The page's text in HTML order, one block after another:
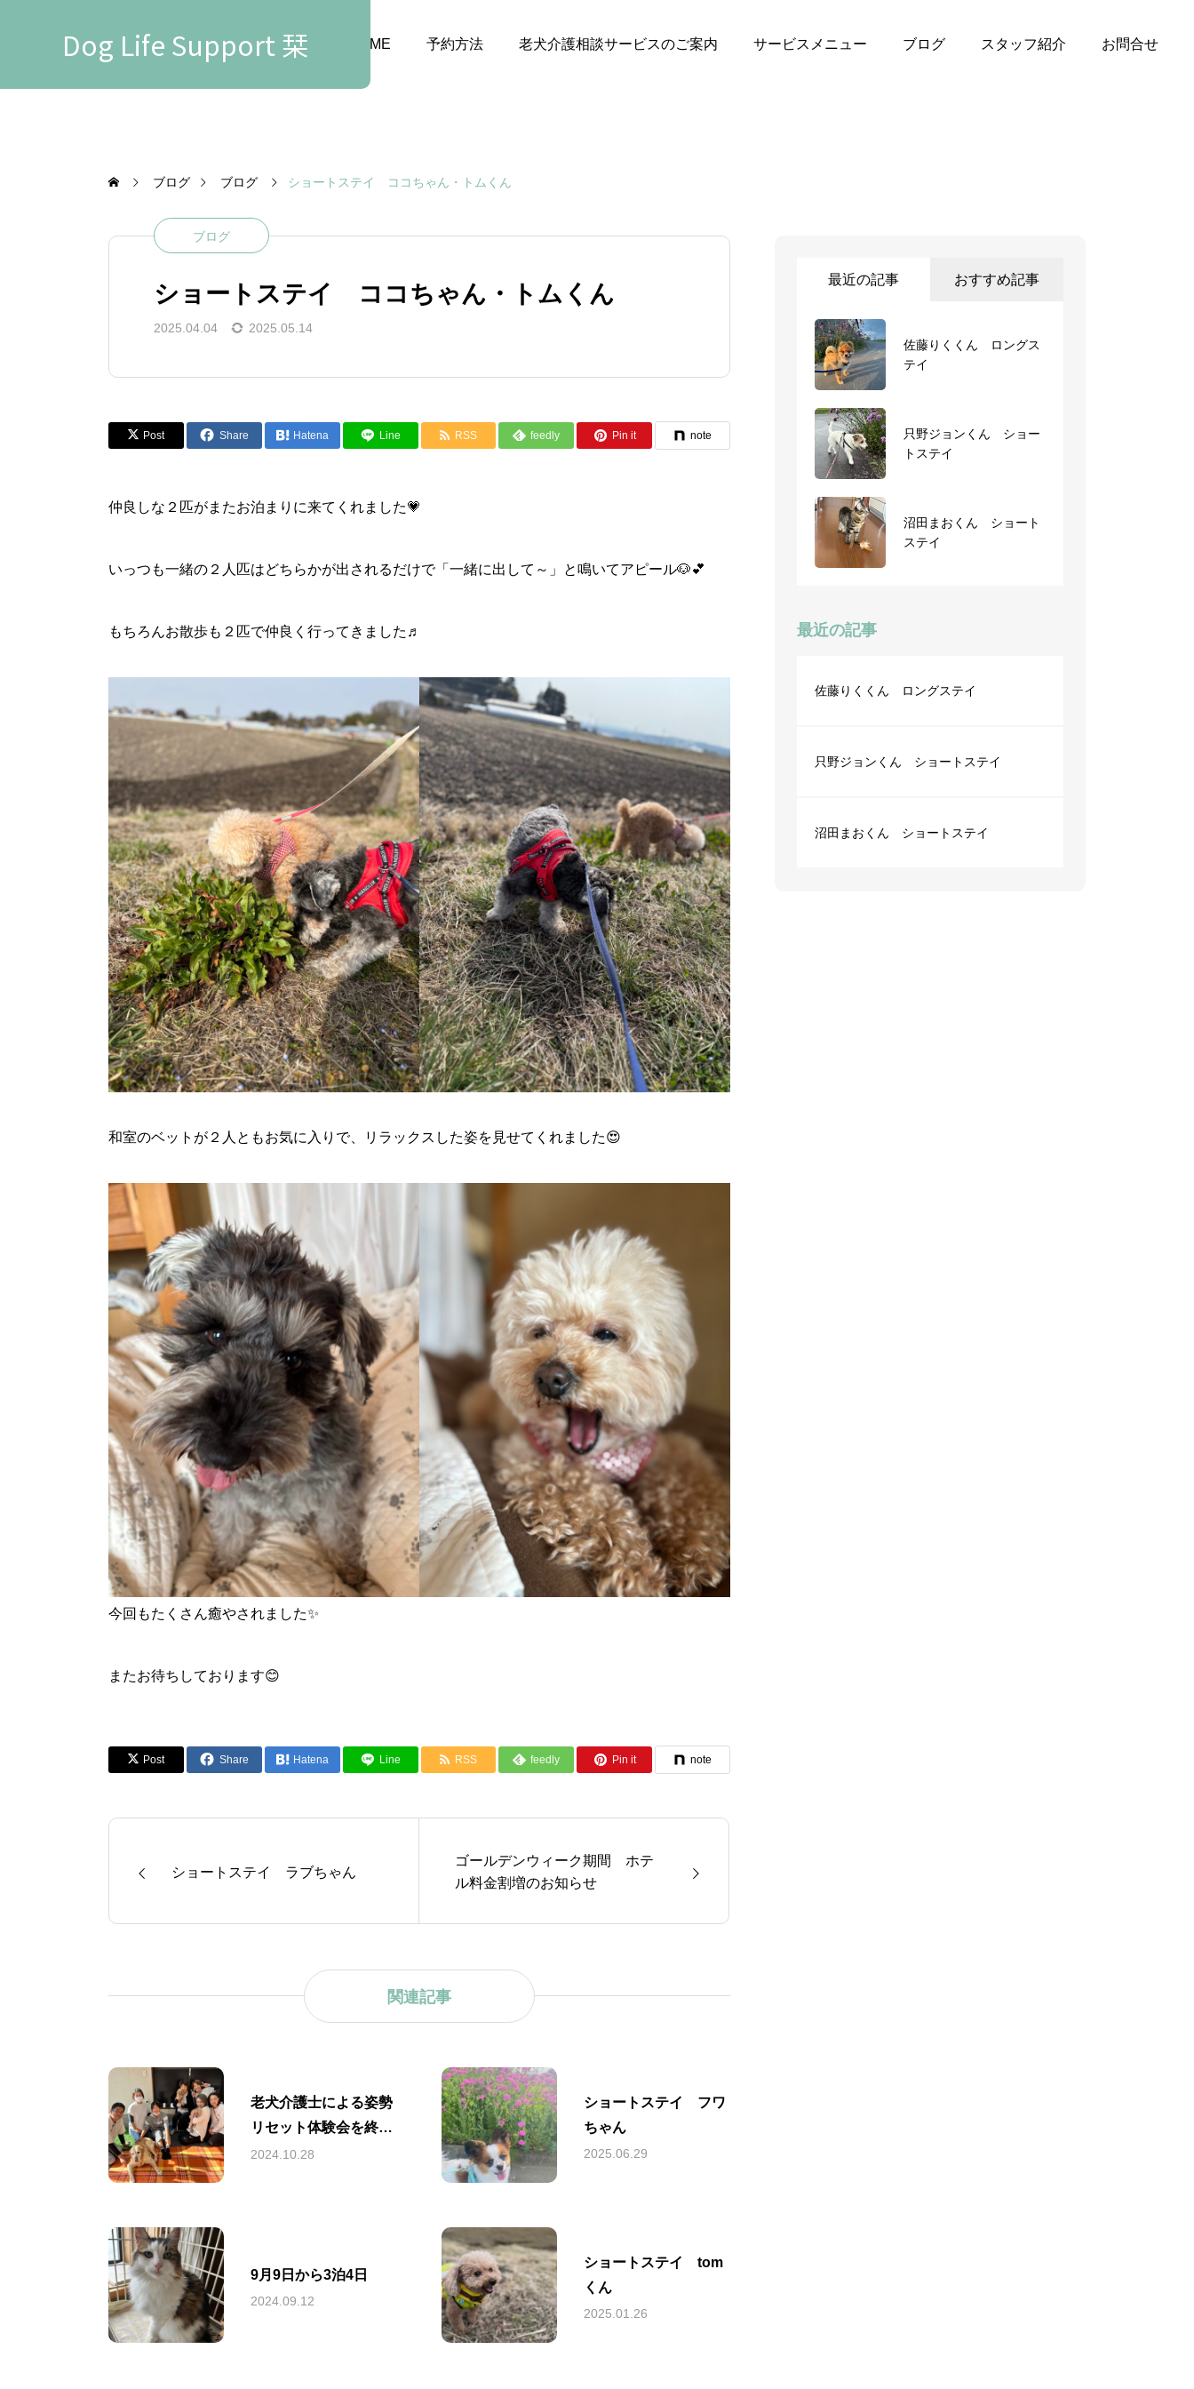
Dog Life Support 栞 HOME 予約方法 老犬介護相談サービスのご案内 サービスメニュー ブログ スタッフ紹介 お問合せ
ブログ ブログ ショートステイ ココちゃん・トムくん
ブログ
ショートステイ ココちゃん・トムくん
2025.04.04 2025.05.14
Post Share Hatena Line RSS feedly Pin it note
仲良しな２匹がまたお泊まりに来てくれました💗
いっつも一緒の２人匹はどちらかが出されるだけで「一緒に出して～」と鳴いてアピール🐶💕
もちろんお散歩も２匹で仲良く行ってきました♬
和室のベットが２人ともお気に入りで、リラックスした姿を見せてくれました😍
今回もたくさん癒やされました✨
またお待ちしております😊
Post Share Hatena Line RSS feedly Pin it note
ショートステイ ラブちゃん
ゴールデンウィーク期間 ホテ
ル料金割増のお知らせ
関連記事
老犬介護士による姿勢
リセット体験会を終え
ての様子
2024.10.28
ショートステイ フワ
ちゃん
2025.06.29
9月9日から3泊4日
2024.09.12
ショートステイ tom
くん
2025.01.26
最近の記事 おすすめ記事
佐藤りくくん ロングス
テイ
只野ジョンくん ショー
トステイ
沼田まおくん ショート
ステイ
11月3日から2泊3日
ショートステイ てんち
ゃん
tomくん ショートステ
イ
最近の記事
佐藤りくくん ロングステイ
只野ジョンくん ショートステイ
沼田まおくん ショートステイ